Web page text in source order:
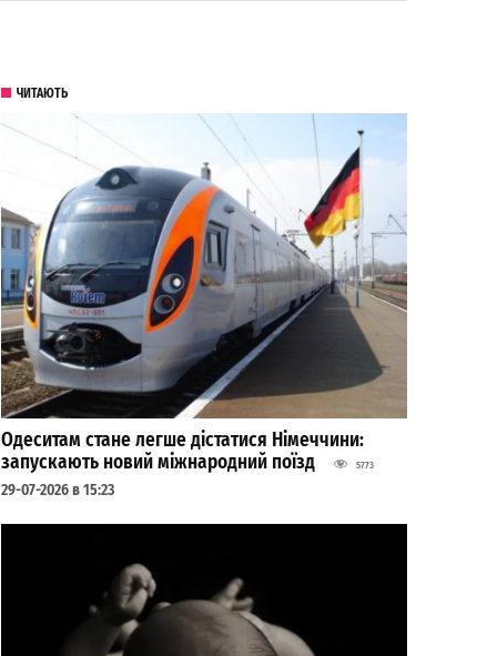
ЧИТАЮТЬ
Одеситам стане легше дістатися Німеччини:
запускають новий міжнародний поїзд
5773
29-07-2026 в 15:23